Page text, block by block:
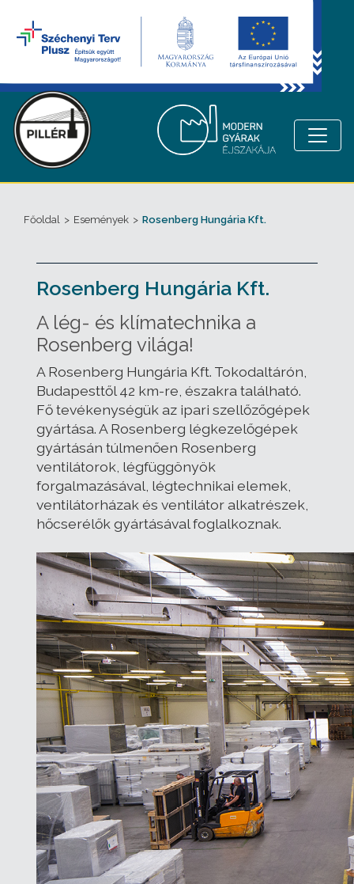
Főoldal > Események > Rosenberg Hungária Kft.
Rosenberg Hungária Kft.
A lég- és klímatechnika a
Rosenberg világa!
A Rosenberg Hungária Kft. Tokodaltárón,
Budapesttől 42 km-re, északra található.
Fő tevékenységük az ipari szellőzőgépek
gyártása. A Rosenberg légkezelőgépek
gyártásán túlmenően Rosenberg
ventilátorok, légfüggönyök
forgalmazásával, légtechnikai elemek,
ventilátorházak és ventilátor alkatrészek,
hőcserélők gyártásával foglalkoznak.